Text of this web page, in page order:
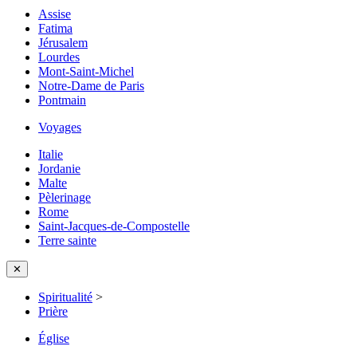
Assise
Fatima
Jérusalem
Lourdes
Mont-Saint-Michel
Notre-Dame de Paris
Pontmain
Voyages
Italie
Jordanie
Malte
Pèlerinage
Rome
Saint-Jacques-de-Compostelle
Terre sainte
✕
Spiritualité >
Prière
Église